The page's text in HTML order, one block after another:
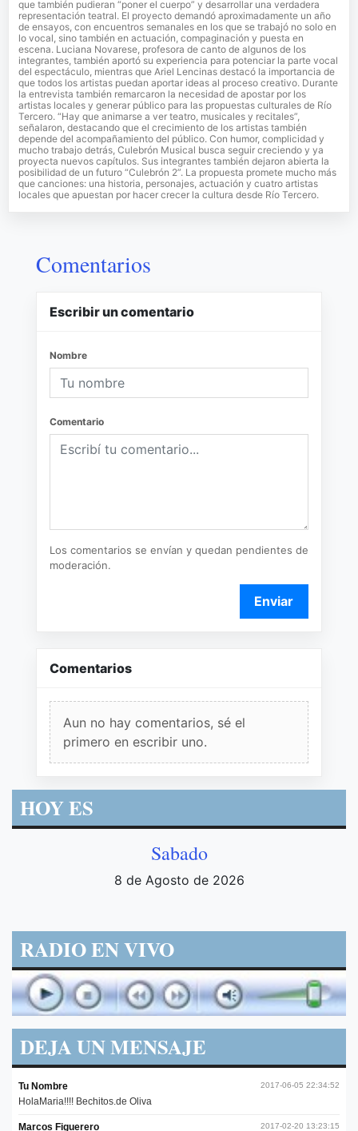
que también pudieran “poner el cuerpo” y desarrollar una verdadera
representación teatral. El proyecto demandó aproximadamente un año
de ensayos, con encuentros semanales en los que se trabajó no solo en
lo vocal, sino también en actuación, compaginación y puesta en
escena. Luciana Novarese, profesora de canto de algunos de los
integrantes, también aportó su experiencia para potenciar la parte vocal
del espectáculo, mientras que Ariel Lencinas destacó la importancia de
que todos los artistas puedan aportar ideas al proceso creativo. Durante
la entrevista también remarcaron la necesidad de apostar por los
artistas locales y generar público para las propuestas culturales de Río
Tercero. “Hay que animarse a ver teatro, musicales y recitales”,
señalaron, destacando que el crecimiento de los artistas también
depende del acompañamiento del público. Con humor, complicidad y
mucho trabajo detrás, Culebrón Musical busca seguir creciendo y ya
proyecta nuevos capítulos. Sus integrantes también dejaron abierta la
posibilidad de un futuro “Culebrón 2”. La propuesta promete mucho más
que canciones: una historia, personajes, actuación y cuatro artistas
locales que apuestan por hacer crecer la cultura desde Río Tercero.
Comentarios
Escribir un comentario
Nombre
Comentario
Los comentarios se envían y quedan pendientes de
moderación.
Enviar
Comentarios
Aun no hay comentarios, sé el
primero en escribir uno.
HOY ES
Sabado
8 de Agosto de 2026
RADIO EN VIVO
DEJA UN MENSAJE